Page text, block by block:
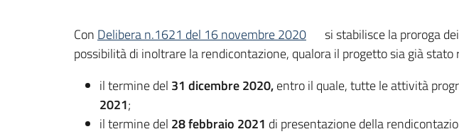
Con Delibera n.1621 del 16 novembre 2020
si stabilisce la proroga
possibilità di inoltrare la rendicontazione, qualora il progetto sia già stato
il termine del 31 dicembre 2020,entro il quale, tutte le attività
2021;
il termine del 28 febbraio 2021 di presentazione della